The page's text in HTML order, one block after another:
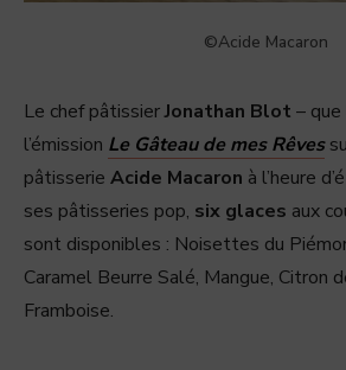
©Acide Macaron
Le chef pâtissierJonathan Blot – que
l’émission Le Gâteau de mes Rêves
pâtisserie Acide Macaron à l’heure
ses pâtisseries pop, six glaces aux
sont disponibles : Noisettes du
Caramel Beurre Salé, Mangue, Citron
Framboise.